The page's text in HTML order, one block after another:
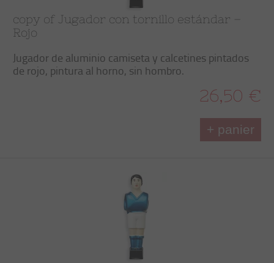
copy of Jugador con tornillo estándar –
Rojo
Jugador de aluminio camiseta y calcetines pintados
de rojo, pintura al horno, sin hombro.
26,50 €
+ panier